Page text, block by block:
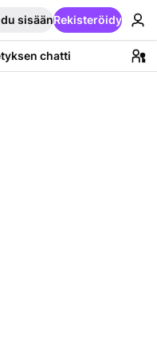
sisäänRekisteröidy
chatti